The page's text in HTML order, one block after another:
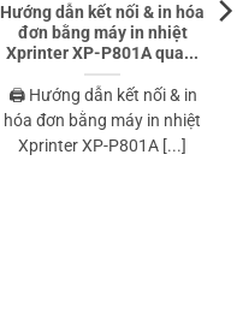
Hướng dẫn kết nối & in hóa
đơn bằng máy in nhiệt
Xprinter XP-P801A qua...
🖨️ Hướng dẫn kết nối & in
hóa đơn bằng máy in nhiệt
Xprinter XP-P801A [...]